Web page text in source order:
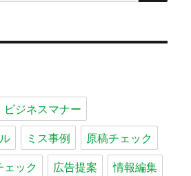
ビジネスマナー
ミス事例
原稿チェック
ェック 広告提案
情報編集